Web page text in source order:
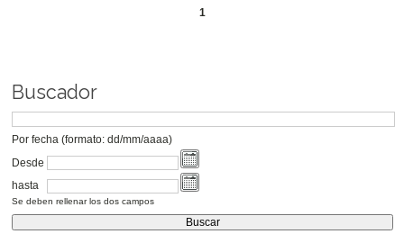
1
Buscador
Por fecha (formato: dd/mm/aaaa)
Desde
hasta
Se deben rellenar los dos campos